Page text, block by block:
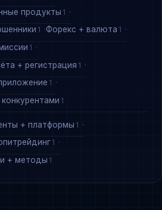
продукты 1
1 Форекс + валюта 1
1
+ регистрация 1
1
1
+ платформы 1
1
+ методы 1